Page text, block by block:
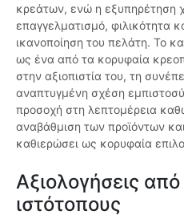
κρεάτων, ενώ η εξυπηρέτηση
επαγγελματισμό, φιλικότητα
ικανοποίηση του πελάτη. Το
ως ένα από τα κορυφαία
στην αξιοπιστία του, τη
αναπτυγμένη σχέση
προσοχή στη λεπτομέρεια
αναβάθμιση των προϊόντων
καθιερώσει ως κορυφαία
Αξιολογήσεις
ιστότοπους